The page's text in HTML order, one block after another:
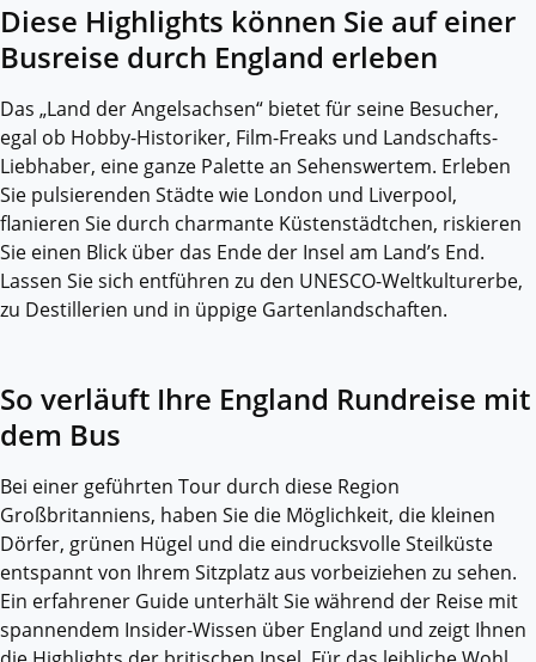
Diese Highlights können Sie auf einer
Busreise durch England erleben
Das „Land der Angelsachsen“ bietet für seine Besucher,
egal ob Hobby-Historiker, Film-Freaks und Landschafts-
Liebhaber, eine ganze Palette an Sehenswertem. Erleben
Sie pulsierenden Städte wie London und Liverpool,
flanieren Sie durch charmante Küstenstädtchen, riskieren
Sie einen Blick über das Ende der Insel am Land’s End.
Lassen Sie sich entführen zu den UNESCO-Weltkulturerbe,
zu Destillerien und in üppige Gartenlandschaften.
So verläuft Ihre England Rundreise mit
dem Bus
Bei einer geführten Tour durch diese Region
Großbritanniens, haben Sie die Möglichkeit, die kleinen
Dörfer, grünen Hügel und die eindrucksvolle Steilküste
entspannt von Ihrem Sitzplatz aus vorbeiziehen zu sehen.
Ein erfahrener Guide unterhält Sie während der Reise mit
spannendem Insider-Wissen über England und zeigt Ihnen